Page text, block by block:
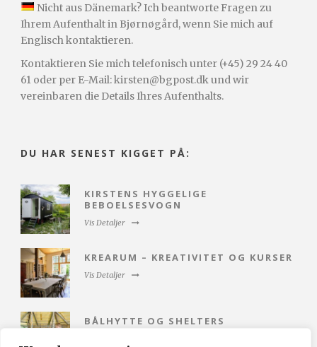
Nicht aus Dänemark? Ich beantworte Fragen zu
Ihrem Aufenthalt in Bjørnøgård, wenn Sie mich auf
Englisch kontaktieren.
Kontaktieren Sie mich telefonisch unter (+45) 29 24 40
61 oder per E-Mail: kirsten@bgpost.dk und wir
vereinbaren die Details Ihres Aufenthalts.
DU HAR SENEST KIGGET PÅ:
KIRSTENS HYGGELIGE
BEBOELSESVOGN
Vis Detaljer
KREARUM – KREATIVITET OG KURSER
Vis Detaljer
BÅLHYTTE OG SHELTERS